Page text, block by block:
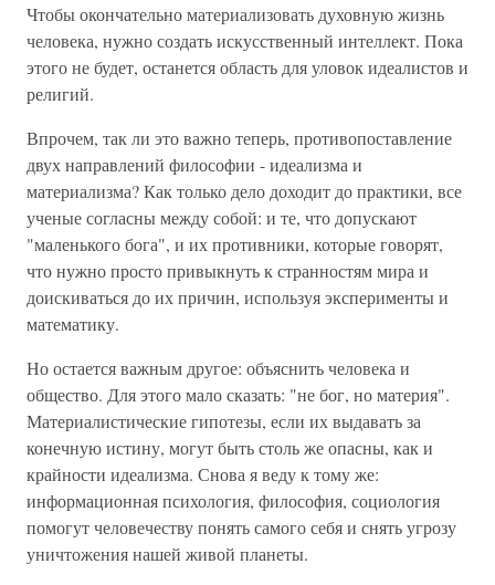
Чтобы окончательно материализовать духовную жизнь
человека, нужно создать искусственный интеллект. Пока
этого не будет, останется область для уловок идеалистов и
религий.
Впрочем, так ли это важно теперь, противопоставление
двух направлений философии - идеализма и
материализма? Как только дело доходит до практики, все
ученые согласны между собой: и те, что допускают
"маленького бога", и их противники, которые говорят,
что нужно просто привыкнуть к странностям мира и
доискиваться до их причин, используя эксперименты и
математику.
Но остается важным другое: объяснить человека и
общество. Для этого мало сказать: "не бог, но материя".
Материалистические гипотезы, если их выдавать за
конечную истину, могут быть столь же опасны, как и
крайности идеализма. Снова я веду к тому же:
информационная психология, философия, социология
помогут человечеству понять самого себя и снять угрозу
уничтожения нашей живой планеты.